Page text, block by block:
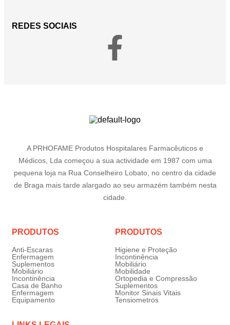
REDES SOCIAIS
A PRHOFAME Produtos Hospitalares Farmacêuticos e
Médicos, Lda começou a sua actividade em 1987 com uma
pequena loja na Rua Conselheiro Lobato, no centro da cidade
de Braga mais tarde alargado ao seu armazém também nesta
cidade.
PRODUTOS
Anti-Escaras
Enfermagem
Suplementos
Mobiliário
Incontinência
Casa de Banho
Enfermagem
Equipamento
PRODUTOS
Higiene e Proteção
Incontinência
Mobiliário
Mobilidade
Ortopedia e Compressão
Suplementos
Monitor Sinais Vitais
Tensiometros